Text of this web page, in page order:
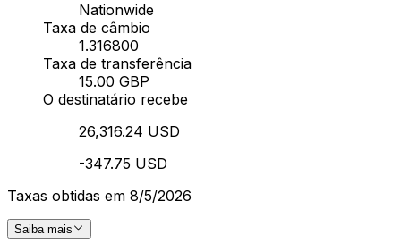
Nationwide
Taxa de câmbio
1.316800
Taxa de transferência
15.00 GBP
O destinatário recebe
26,316.24 USD
-347.75 USD
Taxas obtidas em 8/5/2026
Saiba mais